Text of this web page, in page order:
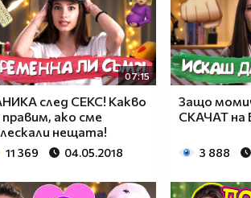
07:15
след СЕКС! Какво
правим, ако сме
нещата!
11 369 04.05.2018
Защо
СКАЧАТ на
3 888